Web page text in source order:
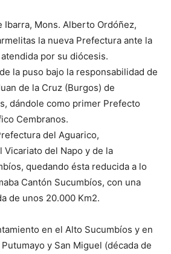
Ibarra, Mons. Alberto Ordóñez,
la nueva Prefectura ante la
por su diócesis.
la puso bajo la responsabilidad de
de la Cruz (Burgos) de
dándole como primer Prefecto
Cembranos.
del Aguarico,
Vicariato del Napo y de la
quedando ésta reducida a lo
Cantón Sucumbíos, con una
de unos 20.000 Km2.
en el Alto Sucumbíos y en
y San Miguel (década de